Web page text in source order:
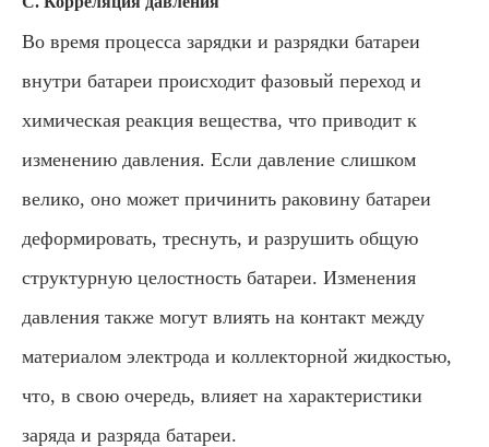
Во время процесса зарядки и разрядки батареи
внутри батареи происходит фазовый переход и
химическая реакция вещества, что приводит к
изменению давления. Если давление слишком
велико, оно может причинить раковину батареи
деформировать, треснуть, и разрушить общую
структурную целостность батареи. Изменения
давления также могут влиять на контакт между
материалом электрода и коллекторной жидкостью,
что, в свою очередь, влияет на характеристики
заряда и разряда батареи.